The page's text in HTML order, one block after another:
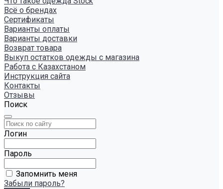
Всё о брендах
Сертификаты
Варианты оплаты
Варианты доставки
Возврат товара
Выкуп остатков одежды с магазина
Работа с Казахстаном
Инструкция сайта
Контакты
Отзывы
Поиск
Логин
Пароль
Запомнить меня
Забыли пароль?